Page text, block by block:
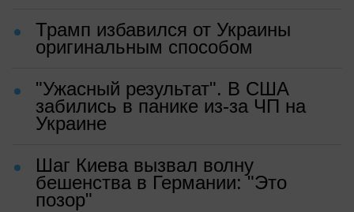
Трамп избавился от Украины
оригинальным способом
"Ужасный результат". В США
забились в панике из-за ЧП на
Украине
Шаг Киева вызвал волну
бешенства в Германии: "Это
позор"